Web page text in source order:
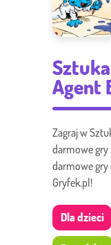
kolorowanka
Agent
Zagraj w
darmowe gry
darmowe gry
Gryfek.pl!
Dla dzieci